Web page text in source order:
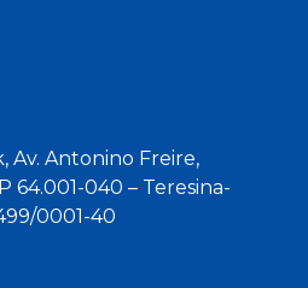
Av. Antonino Freire,
64.001-040 – Teresina-
0001-40